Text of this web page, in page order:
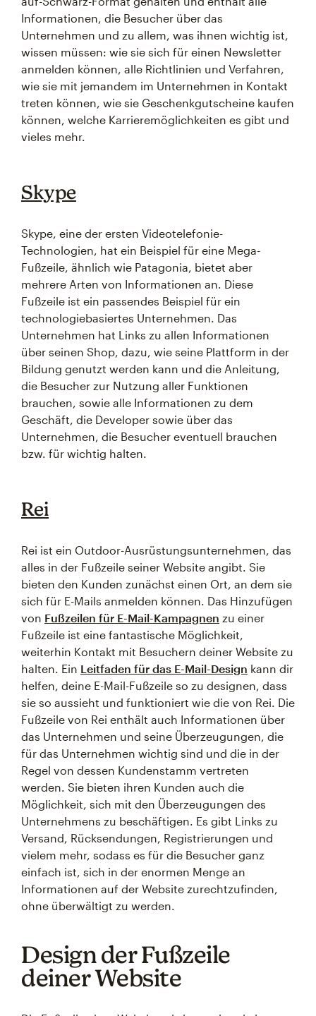
Informationen, die Besucher über das
Unternehmen und zu allem, was ihnen wichtig ist,
wissen müssen: wie sie sich für einen Newsletter
anmelden können, alle Richtlinien und Verfahren,
wie sie mit jemandem im Unternehmen in Kontakt
treten können, wie sie Geschenkgutscheine kaufen
können, welche Karrieremöglichkeiten es gibt und
vieles mehr.
Skype
Skype, eine der ersten Videotelefonie-
Technologien, hat ein Beispiel für eine Mega-
Fußzeile, ähnlich wie Patagonia, bietet aber
mehrere Arten von Informationen an. Diese
Fußzeile ist ein passendes Beispiel für ein
technologiebasiertes Unternehmen. Das
Unternehmen hat Links zu allen Informationen
über seinen Shop, dazu, wie seine Plattform in der
Bildung genutzt werden kann und die Anleitung,
die Besucher zur Nutzung aller Funktionen
brauchen, sowie alle Informationen zu dem
Geschäft, die Developer sowie über das
Unternehmen, die Besucher eventuell brauchen
bzw. für wichtig halten.
Rei
Rei ist ein Outdoor-Ausrüstungsunternehmen, das
alles in der Fußzeile seiner Website angibt. Sie
bieten den Kunden zunächst einen Ort, an dem sie
sich für E-Mails anmelden können. Das Hinzufügen
von Fußzeilen für E-Mail-Kampagnen zu einer
Fußzeile ist eine fantastische Möglichkeit,
weiterhin Kontakt mit Besuchern deiner Website zu
halten. Ein Leitfaden für das E-Mail-Design kann dir
helfen, deine E-Mail-Fußzeile so zu designen, dass
sie so aussieht und funktioniert wie die von Rei. Die
Fußzeile von Rei enthält auch Informationen über
das Unternehmen und seine Überzeugungen, die
für das Unternehmen wichtig sind und die in der
Regel von dessen Kundenstamm vertreten
werden. Sie bieten ihren Kunden auch die
Möglichkeit, sich mit den Überzeugungen des
Unternehmens zu beschäftigen. Es gibt Links zu
Versand, Rücksendungen, Registrierungen und
vielem mehr, sodass es für die Besucher ganz
einfach ist, sich in der enormen Menge an
Informationen auf der Website zurechtzufinden,
ohne überwältigt zu werden.
Design der Fußzeile
deiner Website